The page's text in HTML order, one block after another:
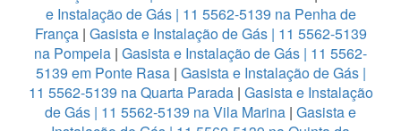
e Instalação de Gás | 11 5562-5139 na Penha de
França | Gasista e Instalação de Gás | 11 5562-5139
na Pompeia | Gasista e Instalação de Gás | 11 5562-
5139 em Ponte Rasa| Gasista e Instalação de Gás |
11 5562-5139 na Quarta Parada| Gasista e Instalação
de Gás | 11 5562-5139 na Vila Marina | Gasista e